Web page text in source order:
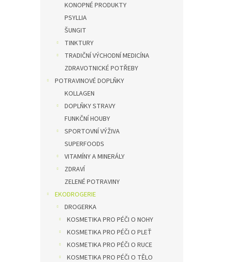
KONOPNÉ PRODUKTY
PSYLLIA
ŠUNGIT
TINKTURY
TRADIČNÍ VÝCHODNÍ MEDICÍNA
ZDRAVOTNICKÉ POTŘEBY
POTRAVINOVÉ DOPLŇKY
KOLLAGEN
DOPLŇKY STRAVY
FUNKČNÍ HOUBY
SPORTOVNÍ VÝŽIVA
SUPERFOODS
VITAMÍNY A MINERÁLY
ZDRAVÍ
ZELENÉ POTRAVINY
EKODROGERIE
DROGERKA
KOSMETIKA PRO PÉČI O NOHY
KOSMETIKA PRO PÉČI O PLEŤ
KOSMETIKA PRO PÉČI O RUCE
KOSMETIKA PRO PÉČI O TĚLO